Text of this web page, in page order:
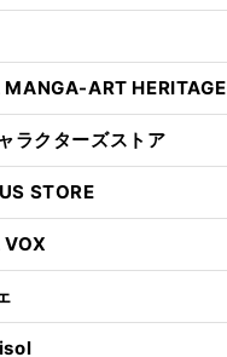
MANGA-ART HERITAGE
ラクターズストア
STORE
VOX